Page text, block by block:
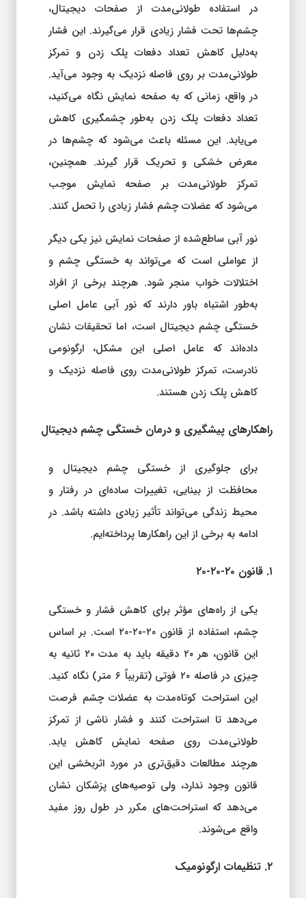
در استفاده طولانی‌مدت از صفحات دیجیتال،
چشم‌ها تحت فشار زیادی قرار می‌گیرند. این فشار
به‌دلیل کاهش تعداد دفعات پلک زدن و تمرکز
طولانی‌مدت بر روی فاصله نزدیک به وجود می‌آید.
در واقع، زمانی که به صفحه نمایش نگاه می‌کنید،
تعداد دفعات پلک زدن به‌طور چشمگیری کاهش
می‌یابد. این مسئله باعث می‌شود که چشم‌ها در
معرض خشکی و تحریک قرار گیرند. همچنین،
تمرکز طولانی‌مدت بر صفحه نمایش موجب
می‌شود که عضلات چشم فشار زیادی را تحمل کنند.
نور آبی ساطع‌شده از صفحات نمایش نیز یکی دیگر
از عواملی است که می‌تواند به خستگی چشم و
اختلالات خواب منجر شود. هرچند برخی از افراد
به‌طور اشتباه باور دارند که نور آبی عامل اصلی
خستگی چشم دیجیتال است، اما تحقیقات نشان
داده‌اند که عامل اصلی این مشکل، ارگونومی
نادرست، تمرکز طولانی‌مدت روی فاصله نزدیک و
کاهش پلک زدن هستند.
راهکارهای پیشگیری و درمان خستگی چشم دیجیتال
برای جلوگیری از خستگی چشم دیجیتال و
محافظت از بینایی، تغییرات ساده‌ای در رفتار و
محیط زندگی می‌تواند تأثیر زیادی داشته باشد. در
ادامه به برخی از این راهکارها پرداخته‌ایم.
۱. قانون ۲۰-۲۰-۲۰
یکی از راه‌های مؤثر برای کاهش فشار و خستگی
چشم، استفاده از قانون ۲۰-۲۰-۲۰ است. بر اساس
این قانون، هر ۲۰ دقیقه باید به مدت ۲۰ ثانیه به
چیزی در فاصله ۲۰ فوتی (تقریباً ۶ متر) نگاه کنید.
این استراحت کوتاه‌مدت به عضلات چشم فرصت
می‌دهد تا استراحت کنند و فشار ناشی از تمرکز
طولانی‌مدت روی صفحه نمایش کاهش یابد.
هرچند مطالعات دقیق‌تری در مورد اثربخشی این
قانون وجود ندارد، ولی توصیه‌های پزشکان نشان
می‌دهد که استراحت‌های مکرر در طول روز مفید
واقع می‌شوند.
۲. تنظیمات ارگونومیک